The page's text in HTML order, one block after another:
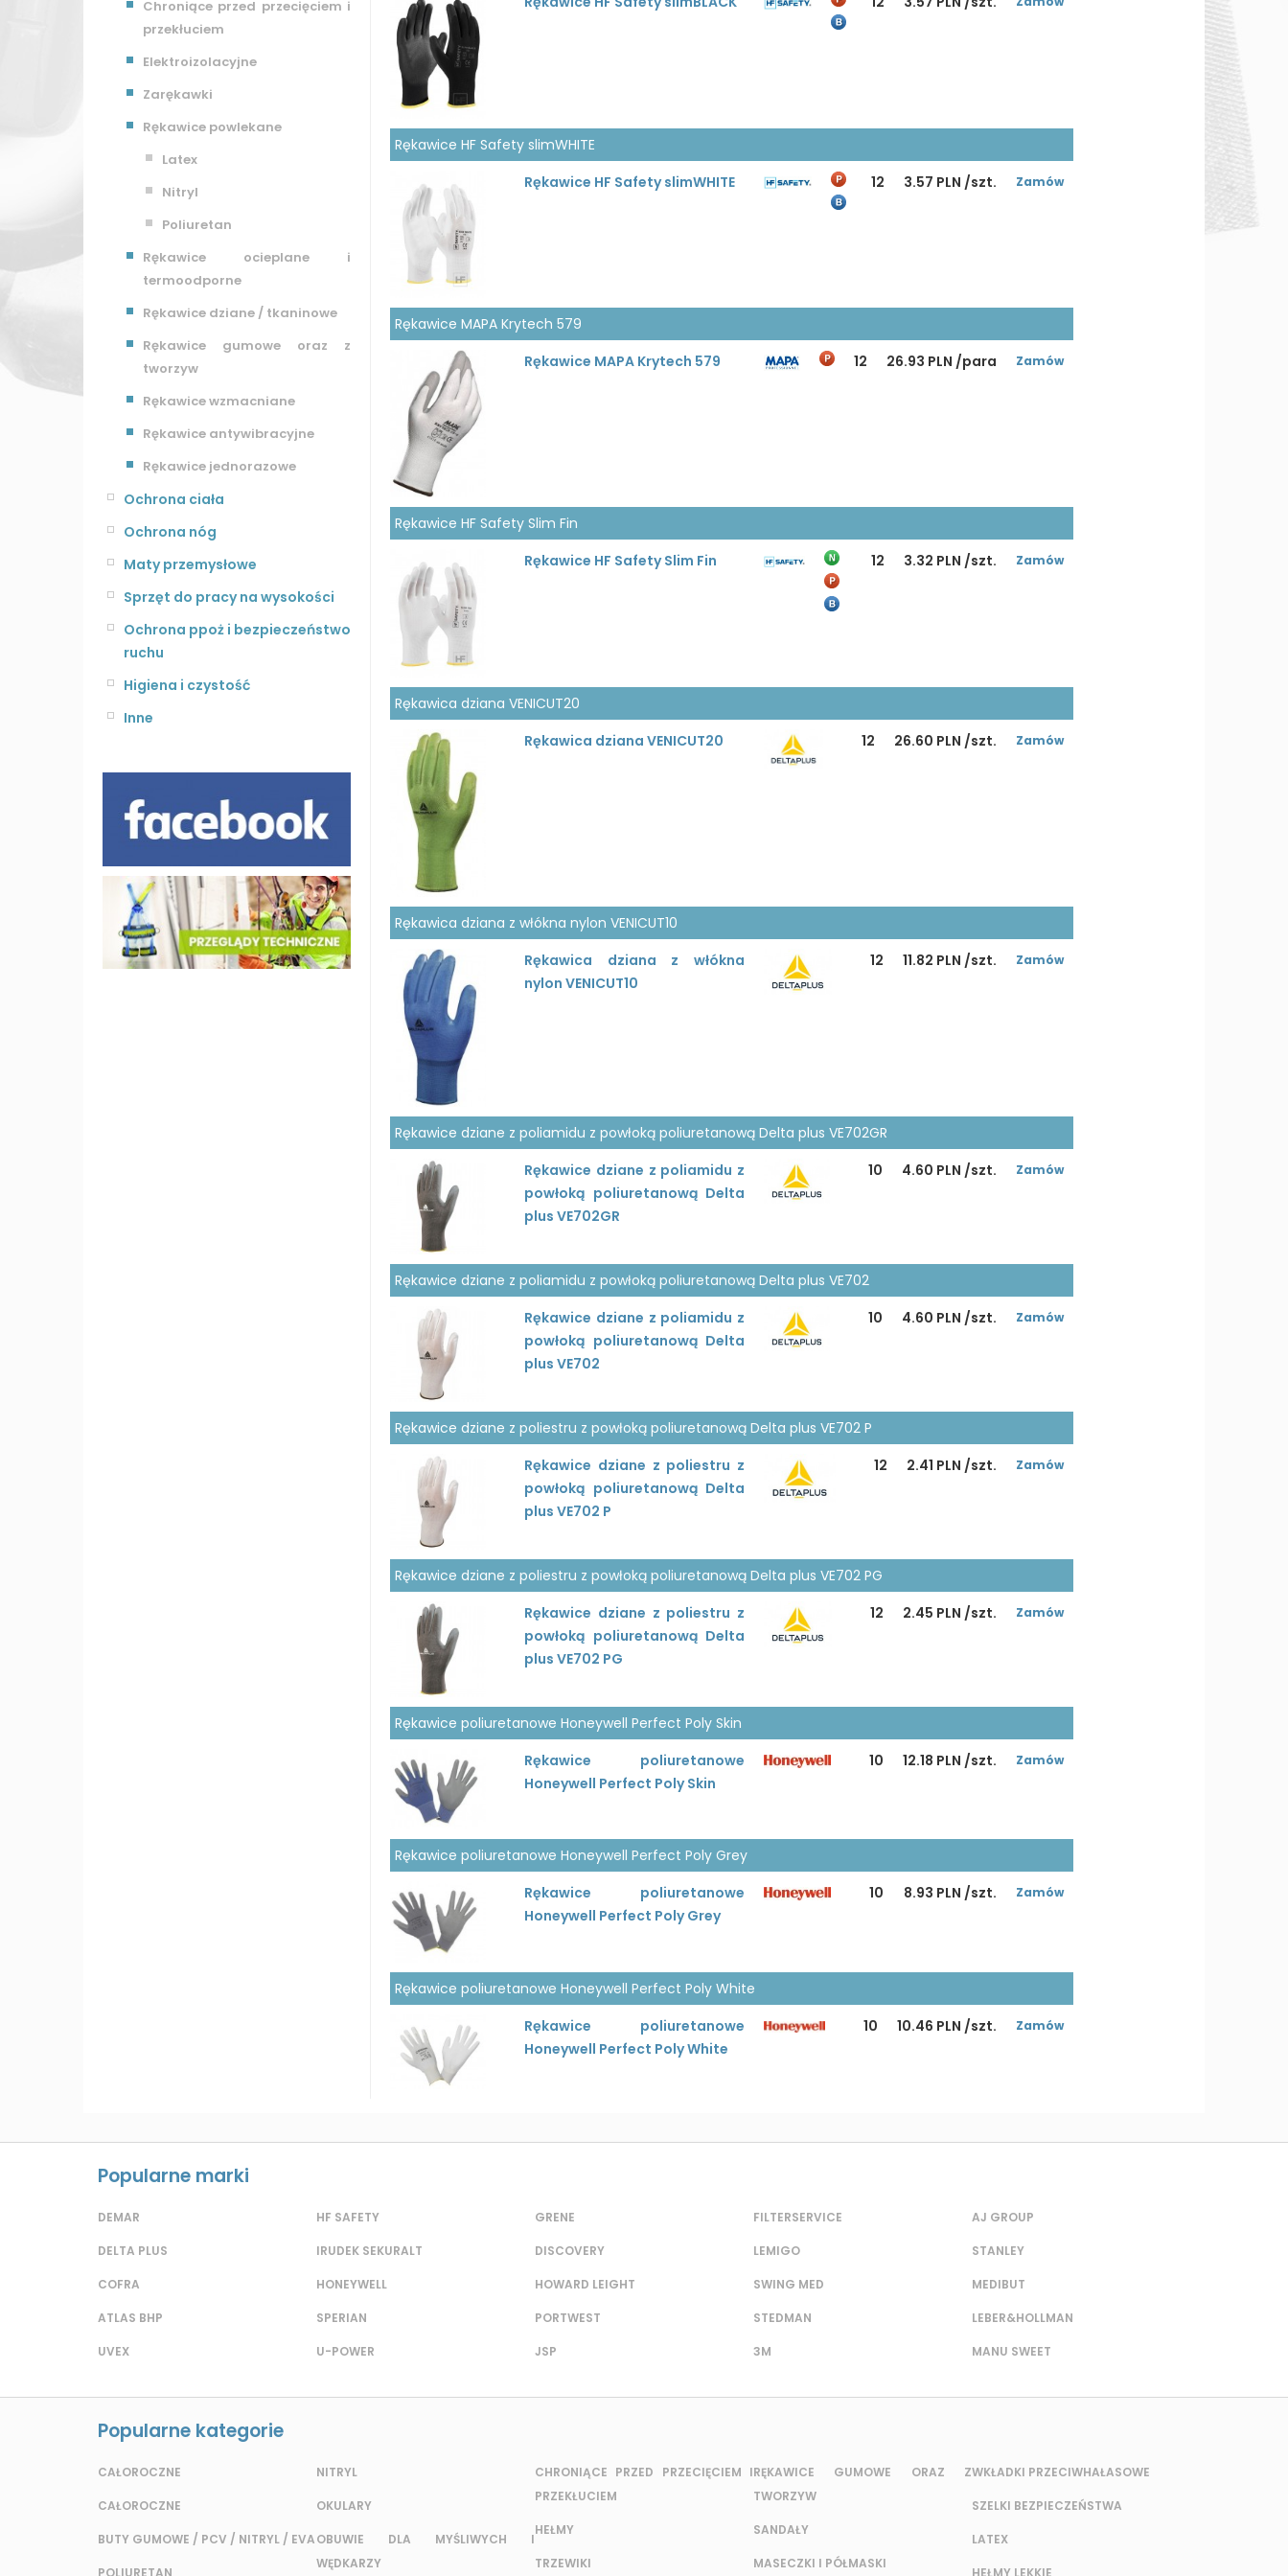
Chroniące przed przecięciem i
przekłuciem
Elektroizolacyjne
Zarękawki
Rękawice powlekane
Latex
Nitryl
Poliuretan
Rękawice ocieplane i
termoodporne
Rękawice dziane / tkaninowe
Rękawice gumowe oraz z
tworzyw
Rękawice wzmacniane
Rękawice antywibracyjne
Rękawice jednorazowe
Ochrona ciała
Ochrona nóg
Maty przemysłowe
Sprzęt do pracy na wysokości
Ochrona ppoż i bezpieczeństwo
ruchu
Higiena i czystość
Inne
Rękawice HF Safety slimWHITE
Rękawice HF Safety slimWHITE
12 3.57 PLN /szt. Zamów
Rękawice MAPA Krytech 579
Rękawice MAPA Krytech 579
12 26.93 PLN /para Zamów
Rękawice HF Safety Slim Fin
Rękawice HF Safety Slim Fin
12 3.32 PLN /szt. Zamów
Rękawica dziana VENICUT20
Rękawica dziana VENICUT20
12 26.60 PLN /szt. Zamów
Rękawica dziana z włókna nylon VENICUT10
Rękawica dziana z włókna
nylon VENICUT10
12 11.82 PLN /szt. Zamów
Rękawice dziane z poliamidu z powłoką poliuretanową Delta plus VE702GR
Rękawice dziane z poliamidu z
powłoką poliuretanową Delta
plus VE702GR
10 4.60 PLN /szt. Zamów
Rękawice dziane z poliamidu z powłoką poliuretanową Delta plus VE702
Rękawice dziane z poliamidu z
powłoką poliuretanową Delta
plus VE702
10 4.60 PLN /szt. Zamów
Rękawice dziane z poliestru z powłoką poliuretanową Delta plus VE702 P
Rękawice dziane z poliestru z
powłoką poliuretanową Delta
plus VE702 P
12 2.41 PLN /szt. Zamów
Rękawice dziane z poliestru z powłoką poliuretanową Delta plus VE702 PG
Rękawice dziane z poliestru z
powłoką poliuretanową Delta
plus VE702 PG
12 2.45 PLN /szt. Zamów
Rękawice poliuretanowe Honeywell Perfect Poly Skin
Rękawice poliuretanowe
Honeywell Perfect Poly Skin
10 12.18 PLN /szt. Zamów
Rękawice poliuretanowe Honeywell Perfect Poly Grey
Rękawice poliuretanowe
Honeywell Perfect Poly Grey
10 8.93 PLN /szt. Zamów
Rękawice poliuretanowe Honeywell Perfect Poly White
Rękawice poliuretanowe
Honeywell Perfect Poly White
10 10.46 PLN /szt. Zamów
Popularne marki
DEMAR
DELTA PLUS
COFRA
ATLAS BHP
UVEX
HF SAFETY
IRUDEK SEKURALT
HONEYWELL
SPERIAN
U-POWER
GRENE
DISCOVERY
HOWARD LEIGHT
PORTWEST
JSP
FILTERSERVICE
LEMIGO
SWING MED
STEDMAN
3M
AJ GROUP
STANLEY
MEDIBUT
LEBER&HOLLMAN
MANU SWEET
Popularne kategorie
CAŁOROCZNE
CAŁOROCZNE
BUTY GUMOWE / PCV / NITRYL / EVA
POLIURETAN
NITRYL
OKULARY
OBUWIE DLA MYŚLIWYCH I
WĘDKARZY
CHRONIĄCE PRZED PRZECIĘCIEM I
PRZEKŁUCIEM
HEŁMY
TRZEWIKI
RĘKAWICE GUMOWE ORAZ Z
TWORZYW
SANDAŁY
MASECZKI I PÓŁMASKI
WKŁADKI PRZECIWHAŁASOWE
SZELKI BEZPIECZEŃSTWA
LATEX
HEŁMY LEKKIE